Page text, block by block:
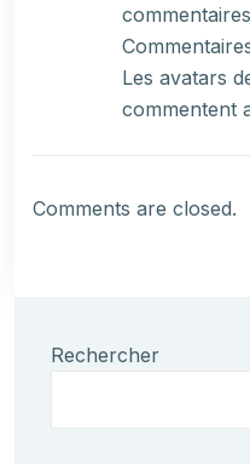
Les avatars
commentent
Comments are closed.
Rechercher